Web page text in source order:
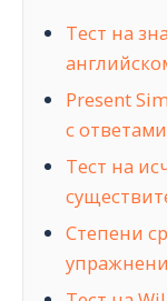
Тест на
Present
с ответами
Тест на
Степени